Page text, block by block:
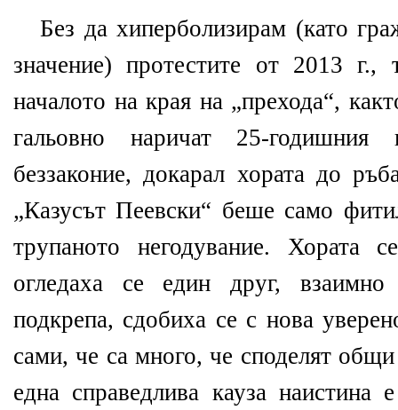
Без да хиперболизирам (като
значение) протестите от 2013 г.,
началото на края на „прехода“,
гальовно наричат 25-
беззаконие, докарал хората до
„Казусът Пеевски“ беше само
трупаното негодувание. Хората
огледаха се един друг,
подкрепа, сдобиха се с нова
сами, че са много, че споделят
една справедлива кауза наистина